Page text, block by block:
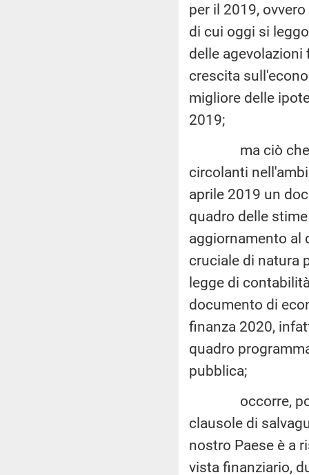
per il 2019,
di cui oggi si
delle
crescita
migliore delle
2019;
ma ciò che
circolanti
aprile 2019 un
quadro delle
aggiornamento al
cruciale di natura
legge di
documento di
finanza 2020,
quadro
pubblica;
occorre, poi,
clausole di
nostro Paese è a
vista finanziario,